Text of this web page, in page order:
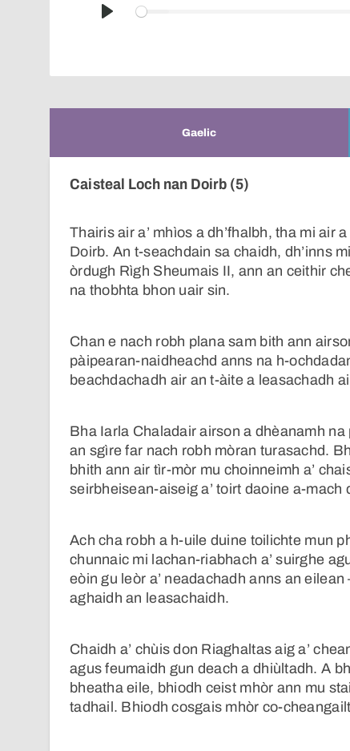
Play
Gaelic
Caisteal Loch nan Doirb (5)
Thairis air a’ mhìos a dh’fhalbh, tha mi air
Doirb. An t-seachdain sa chaidh, dh’inns
òrdugh Rìgh Sheumais II, ann an ceithir
na thobhta bhon uair sin.
Chan e nach robh plana sam bith ann
pàipearan-naidheachd anns na h-
beachdachadh air an t-àite a leasachadh
Bha Iarla Chaladair airson a dhèanamh
an sgìre far nach robh mòran turasachd.
bhith ann air tìr-mòr mu choinneimh a’
seirbheisean-aiseig a’ toirt daoine a-mach
Ach cha robh a h-uile duine toilichte mun
chunnaic mi lachan-riabhach a’ suirghe
eòin gu leòr a’ neadachadh anns an
aghaidh an leasachaidh.
Chaidh a’ chùis don Riaghaltas aig a’
agus feumaidh gun deach a dhiùltadh. A
bheatha eile, bhiodh ceist mhòr ann mu
tadhail. Bhiodh cosgais mhòr co-